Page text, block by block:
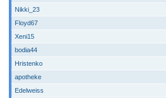
Nikki_23
Floyd67
Xeni15
bodia44
Hristenko
apotheke
Edelweiss